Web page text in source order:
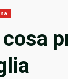
cosa